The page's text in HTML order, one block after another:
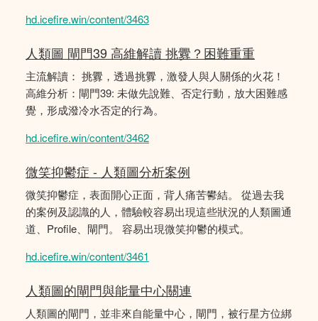
hd.icefire.win/content/3463
人類圖 閘門39 高維解讀 挑釁？困難重重
主流解讀： 挑釁，透過挑釁，激發人與人關係的火花！
高維分析：閘門39: 未做先說難、否定行動，放大困難感
覺，形成潑冷水否定的行為。
hd.icefire.win/content/3462
微笑抑鬱症 - 人類圖分析案例
微笑抑鬱症，表面開心正面，背人痛苦鬰結。 從過去我
的案例及認識的人，體驗較容易出現這些狀況的人類圖通
道、Profile、閘門。 容易出現微笑抑鬱的模式。
hd.icefire.win/content/3461
人類圖的閘門與能量中心關連
人類圖的閘門，並非來自能量中心，閘門，被行星方位綁